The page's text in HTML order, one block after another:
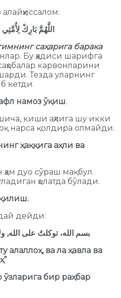
اللَّهُمَّ بَارِكْ
саҳарига барака
Бу ҳадиси шарифга
карвонларини
Тезда уларнинг
кетди.
намоз ўқиш.
киши аҳлига шу икки
нарса қолдира олмайди.
ҳаққига аҳли ва
дуо сўраш мақбул.
ҳолатда бўлади.
дейди:
بسم الله، توكلتُ على الله,
алаллоҳ, ва ла ҳавла ва
бир раҳбар